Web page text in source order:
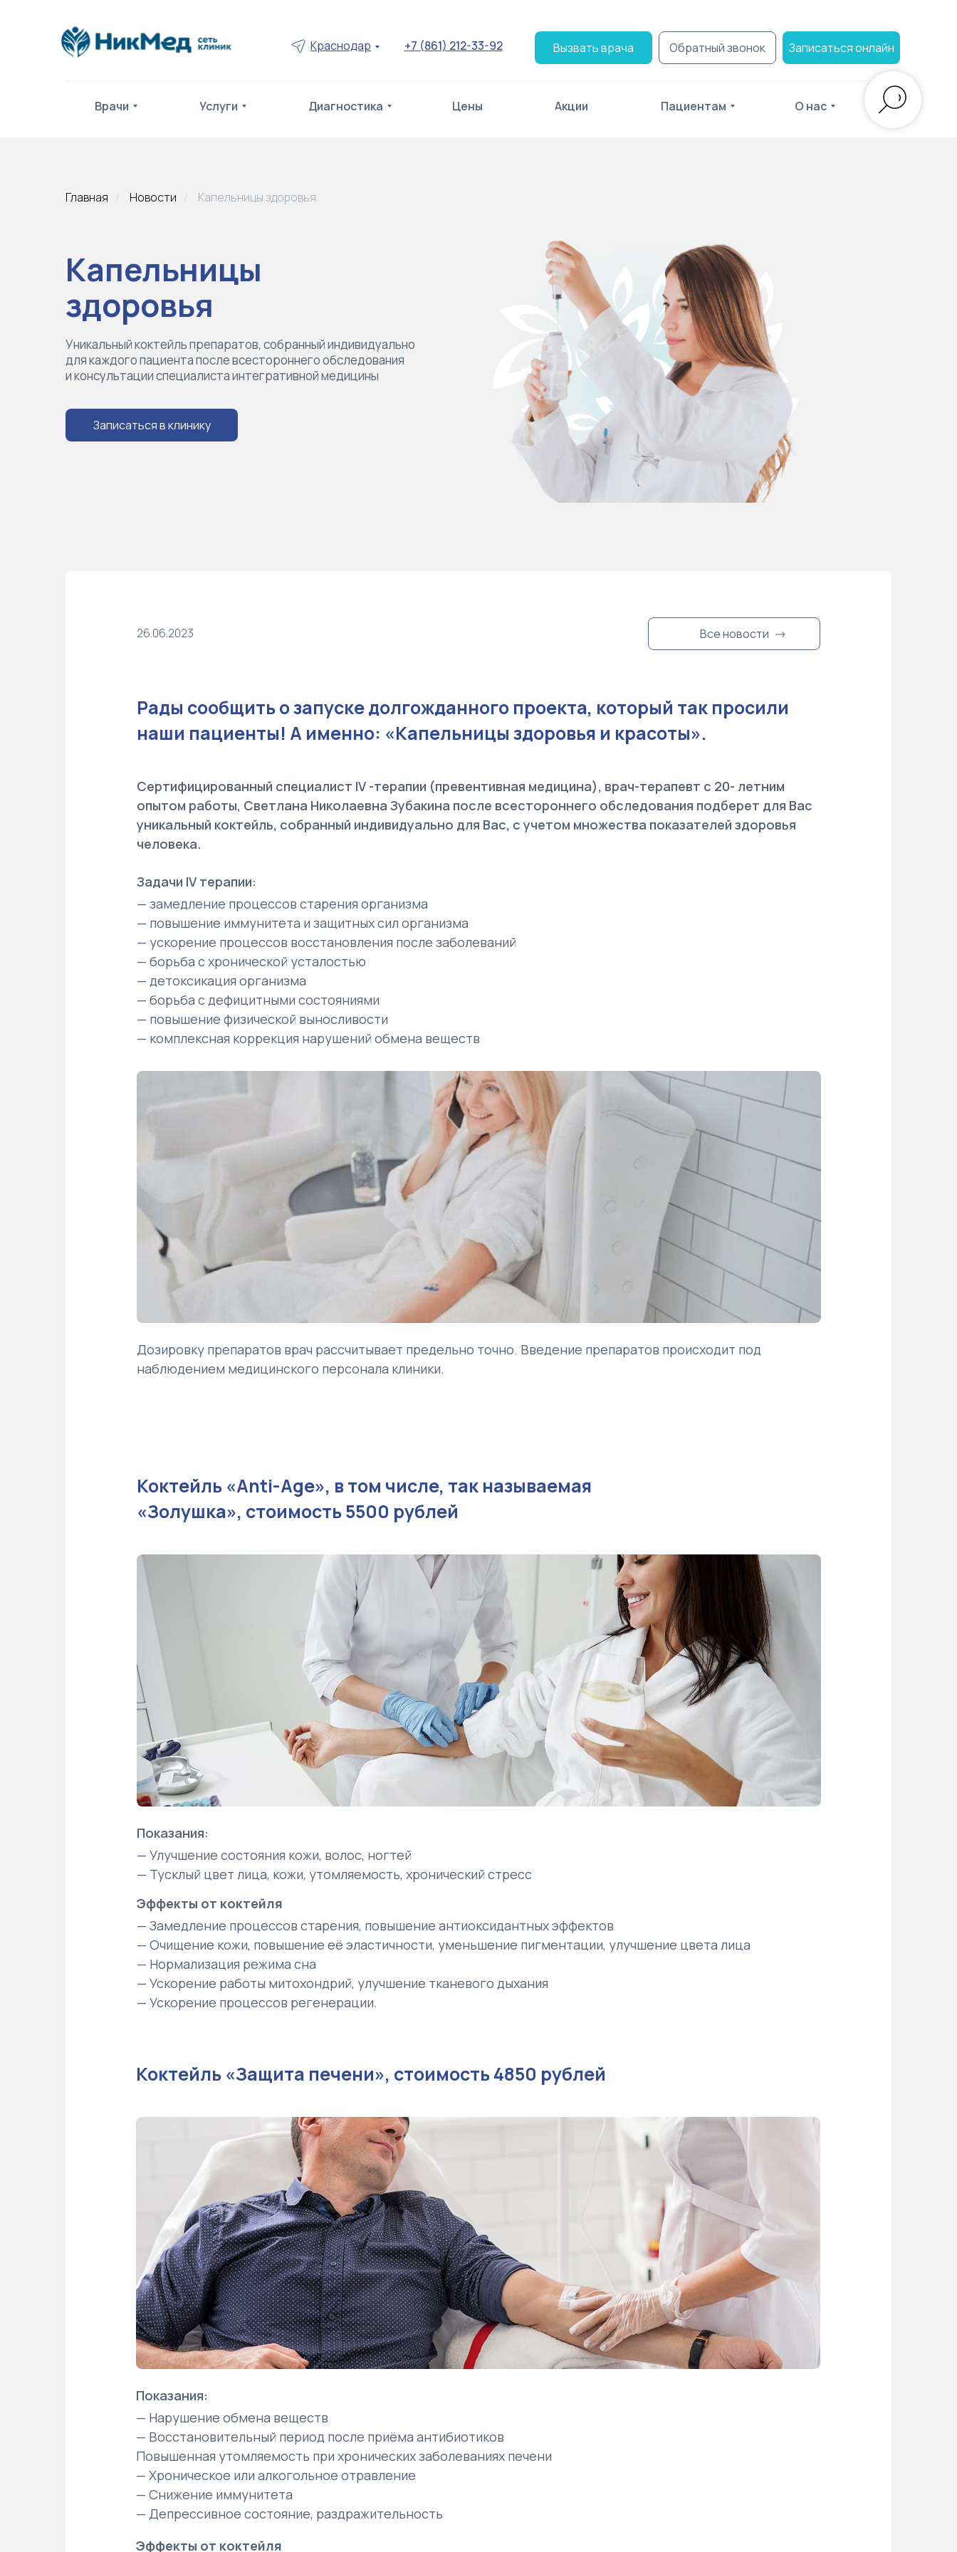
+7 (861) 212-33-92
Краснодар Обратный звонок Записаться онлайн
Вызвать врача
Врачи Услуги Диагностика Цены Акции Пациентам О нас
Главная / Новости / Капельницы здоровья
Уникальный коктейль препаратов, собранный индивидуально
для каждого пациента после всестороннего обследования
и консультации специалиста интегративной медицины
Записаться в клинику
Капельницы
здоровья
26.06.2023 Все новости
Рады сообщить о запуске долгожданного проекта, который так просили
наши пациенты! А именно: «Капельницы здоровья и красоты».
Сертифицированный специалист IV -терапии (превентивная медицина), врач-терапевт с 20- летним
опытом работы, Светлана Николаевна Зубакина после всестороннего обследования подберет для Вас
уникальный коктейль, собранный индивидуально для Вас, с учетом множества показателей здоровья
человека.
Задачи IV терапии:
— замедление процессов старения организма
— повышение иммунитета и защитных сил организма
— ускорение процессов восстановления после заболеваний
— борьба с хронической усталостью
— детоксикация организма
— борьба с дефицитными состояниями
— повышение физической выносливости
— комплексная коррекция нарушений обмена веществ
Дозировку препаратов врач рассчитывает предельно точно. Введение препаратов происходит под
наблюдением медицинского персонала клиники.
Коктейль «Anti-Age», в том числе, так называемая
«Золушка», стоимость 5500 рублей
Показания:
— Улучшение состояния кожи, волос, ногтей
— Тусклый цвет лица, кожи, утомляемость, хронический стресс
Эффекты от коктейля
— Замедление процессов старения, повышение антиоксидантных эффектов
— Очищение кожи, повышение её эластичности, уменьшение пигментации, улучшение цвета лица
— Нормализация режима сна
— Ускорение работы митохондрий, улучшение тканевого дыхания
— Ускорение процессов регенерации.
Коктейль «Защита печени», стоимость 4850 рублей
Показания:
— Нарушение обмена веществ
— Восстановительный период после приёма антибиотиков
Повышенная утомляемость при хронических заболеваниях печени
— Хроническое или алкогольное отравление
— Снижение иммунитета
— Депрессивное состояние, раздражительность
Эффекты от коктейля